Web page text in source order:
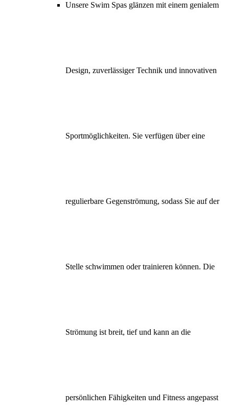
Unsere Swim Spas glänzen mit einem genialem
Design, zuverlässiger Technik und innovativen
Sportmöglichkeiten. Sie verfügen über eine
regulierbare Gegenströmung, sodass Sie auf der
Stelle schwimmen oder trainieren können. Die
Strömung ist breit, tief und kann an die
persönlichen Fähigkeiten und Fitness angepasst